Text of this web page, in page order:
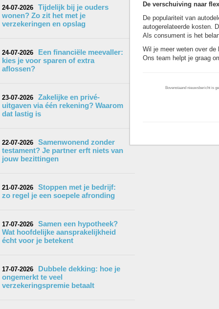
24-07-2026
Tijdelijk bij je ouders
wonen? Zo zit het met je
verzekeringen en opslag
24-07-2026
Een financiële meevaller:
kies je voor sparen of extra
aflossen?
23-07-2026
Zakelijke en privé-
uitgaven via één rekening? Waarom
dat lastig is
22-07-2026
Samenwonend zonder
testament? Je partner erft niets van
jouw bezittingen
21-07-2026
Stoppen met je bedrijf:
zo regel je een soepele afronding
17-07-2026
Samen een hypotheek?
Wat hoofdelijke aansprakelijkheid
écht voor je betekent
17-07-2026
Dubbele dekking: hoe je
ongemerkt te veel
verzekeringspremie betaalt
De verschuiving naar
De populariteit van
autogerelateerde kosten.
Als consument is het
Wil je meer weten over
Ons team helpt je graag
Bovenstaand nieuwsbericht is